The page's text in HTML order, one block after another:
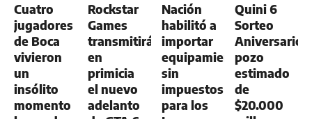
Cuatro
jugadores
de Boca
vivieron
un
insólito
momento
Rockstar
Games
transmitirá
en
primicia
el nuevo
adelanto
AGRO
Nación
habilitó a
importar
equipamiento
sin
impuestos
para los
Quini 6
Sorteo
Aniversario:
pozo
estimado
de
$20.000